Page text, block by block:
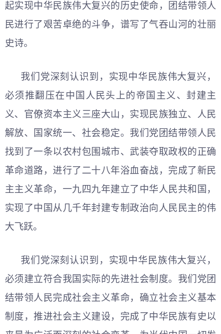
起实现中华民族伟大复兴的历史使命，团结带领人
民进行了艰苦卓绝的斗争，谱写了气吞山河的壮丽
史诗。
我们党深刻认识到，实现中华民族伟大复兴，
必须推翻压在中国人民头上的帝国主义、封建主
义、官僚资本主义三座大山，实现民族独立、人民
解放、国家统一、社会稳定。我们党团结带领人民
找到了一条以农村包围城市、武装夺取政权的正确
革命道路，进行了二十八年浴血奋战，完成了新民
主主义革命，一九四九年建立了中华人民共和国，
实现了中国从几千年封建专制政治向人民民主的伟
大飞跃。
我们党深刻认识到，实现中华民族伟大复兴，
必须建立符合我国实际的先进社会制度。我们党团
结带领人民完成社会主义革命，确立社会主义基本
制度，推进社会主义建设，完成了中华民族有史以